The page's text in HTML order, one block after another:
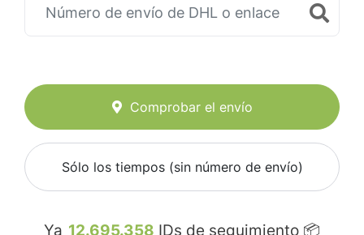
Comprobar el envío
Sólo los tiempos (sin número de envío)
Ya 12.695.358 IDs de seguimiento 📦